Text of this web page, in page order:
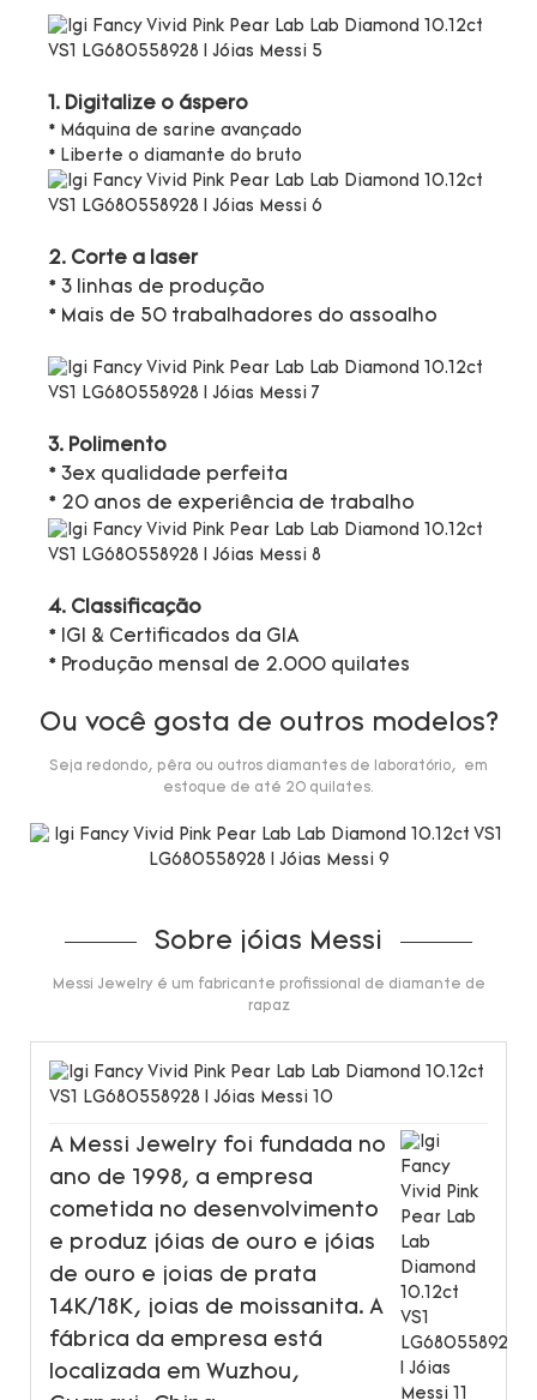
1. Digitalize o áspero
* Máquina de sarine avançado
* Liberte o diamante do bruto
2. Corte a laser
* 3 linhas de produção
* Mais de 50 trabalhadores do assoalho
3. Polimento
* 3ex qualidade perfeita
* 20 anos de experiência de trabalho
4. Classificação
* IGI & Certificados da GIA
* Produção mensal de 2.000 quilates
Ou você gosta de outros modelos?
Seja redondo, pêra ou outros diamantes de laboratório, em
estoque de até 20 quilates.
Sobre jóias Messi
Messi Jewelry é um fabricante profissional de diamante de
rapaz
A Messi Jewelry foi fundada no
ano de 1998, a empresa
cometida no desenvolvimento
e produz jóias de ouro e jóias
de ouro e joias de prata
14K/18K, joias de moissanita. A
fábrica da empresa está
localizada em Wuzhou,